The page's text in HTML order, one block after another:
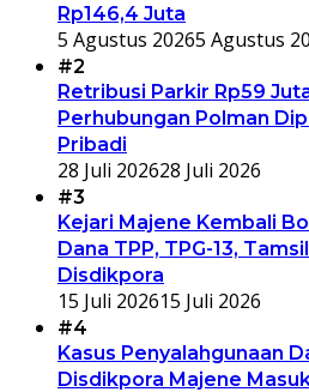
Rp146,4 Juta
5 Agustus 20265 Agustus
#2
Retribusi Parkir Rp59
Perhubungan Polman
Pribadi
28 Juli 202628 Juli 2026
#3
Kejari Majene Kembali
Dana TPP, TPG-13,
Disdikpora
15 Juli 202615 Juli 2026
#4
Kasus Penyalahgunaan
Disdikpora Majene